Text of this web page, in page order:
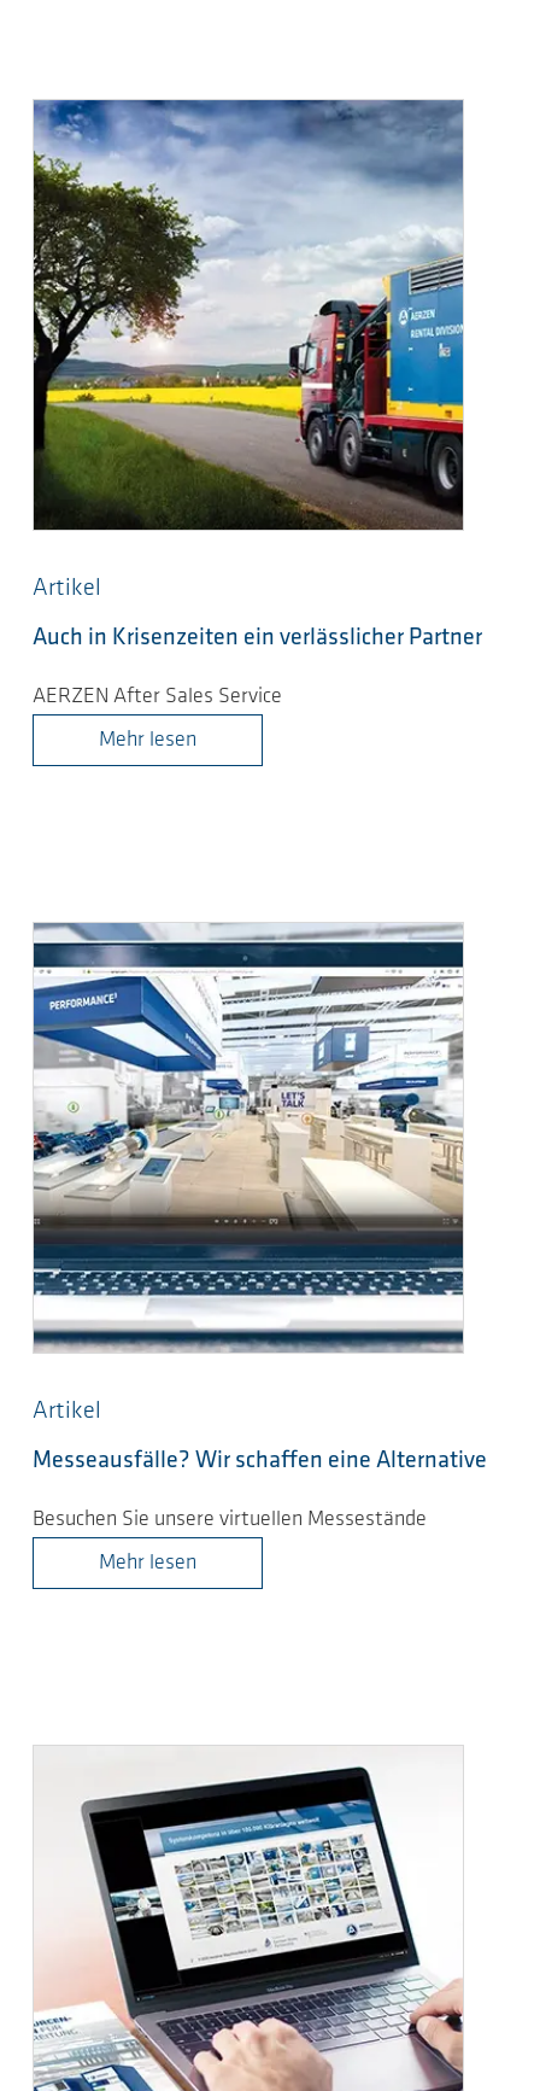
Artikel
Auch in Krisenzeiten ein verlässlicher Partner
AERZEN After Sales Service
Mehr lesen
Artikel
Messeausfälle? Wir schaffen eine Alternative
Besuchen Sie unsere virtuellen Messestände
Mehr lesen